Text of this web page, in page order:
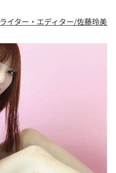
ライター・エディター/佐藤玲美